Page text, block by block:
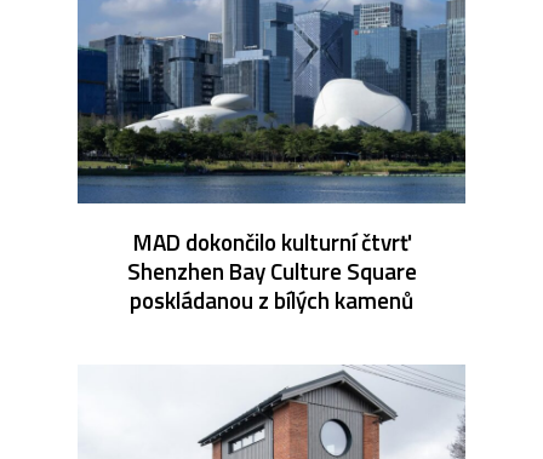
MAD dokončilo kulturní čtvrť
Shenzhen Bay Culture Square
poskládanou z bílých kamenů